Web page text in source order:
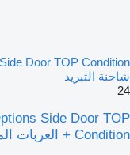
شاحنة التبريد
24
Side Door TOP
Condition + العربات المقطورة شاحنة التبريد